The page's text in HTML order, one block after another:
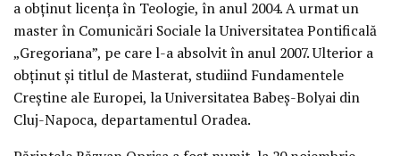
a obținut licența în Teologie, în anul 2004. A urmat un
master în Comunicări Sociale la Universitatea Pontificală
„Gregoriana”, pe care l-a absolvit în anul 2007. Ulterior a
obținut și titlul de Masterat, studiind Fundamentele
Creștine ale Europei, la Universitatea Babeș-Bolyai din
Cluj-Napoca, departamentul Oradea.